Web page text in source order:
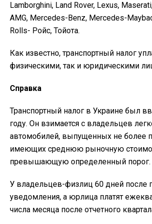
Lamborghini, Land Rover, Lexus,
AMG, Mercedes-Benz, Mercedes-
Rolls- Ройс, Тойота.
Как известно, транспортный налог
физическими, так и юридическими
Справка
Транспортный налог в Украине был
году. Он взимается с владельцев
автомобилей, выпущенных не более
имеющих среднюю рыночную
превышающую определенный порог.
У владельцев-физлиц 60 дней после
уведомления, а юрлица платят
числа месяца после отчетного